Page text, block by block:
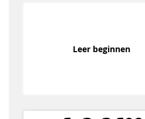
Leer beginnen